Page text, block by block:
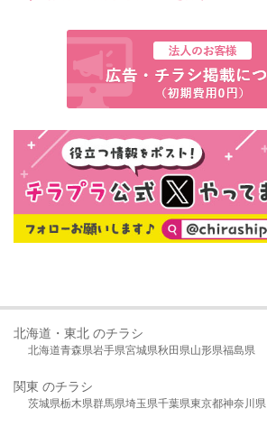
北海道・東北 のチラシ
北海道青森県岩手県宮城県秋田県山形県福島県
関東 のチラシ
茨城県栃木県群馬県埼玉県千葉県東京都神奈川県